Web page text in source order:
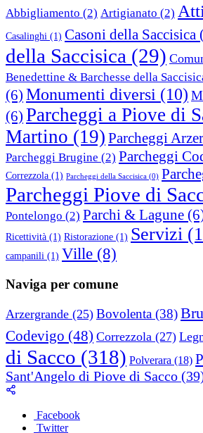
Abbigliamento (2) Artigianato (2)
Casalinghi (1) Casoni della Saccisica
della Saccisica (29)
Benedettine & Barchesse della
(6) Monumenti diversi (10)
(6) Parcheggi a Piove di
Martino (19) Parcheggi
Parcheggi Brugine (2) Parcheggi
Correzzola (1) Parcheggi della Saccisica (0)
Parcheggi Piove di
Pontelongo (2) Parchi & Lagune
Ricettività (1) Ristorazione (1) Servizi
campanili (1) Ville (8)
Naviga per comune
Arzergrande (25) Bovolenta (38)
Codevigo (48) Correzzola (27)
di Sacco (318) Polverara (18)
Sant'Angelo di Piove di Sacco
Facebook
Twitter